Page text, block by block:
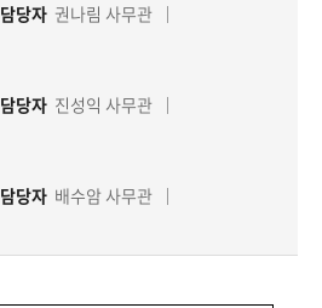
담당자 권나림 사무관
담당자 진성익 사무관
담당자 배수암 사무관